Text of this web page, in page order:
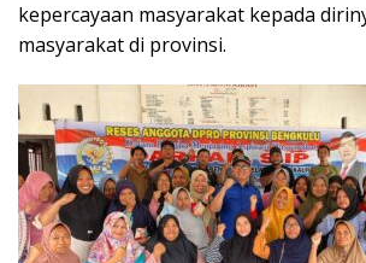
kepercayaan masyarakat kepada
masyarakat di provinsi.